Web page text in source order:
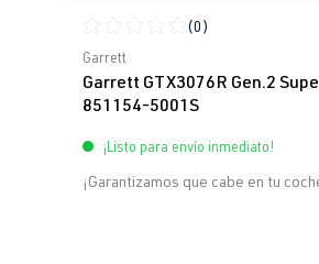
Calificación promedio de 0 de 5
(0)
Garrett
Garrett GTX3076R Gen.2
851154-5001S
¡Listo para envío inmediato!
¡Garantizamos que cabe en tu